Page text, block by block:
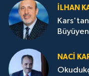
İLHAN
NACI